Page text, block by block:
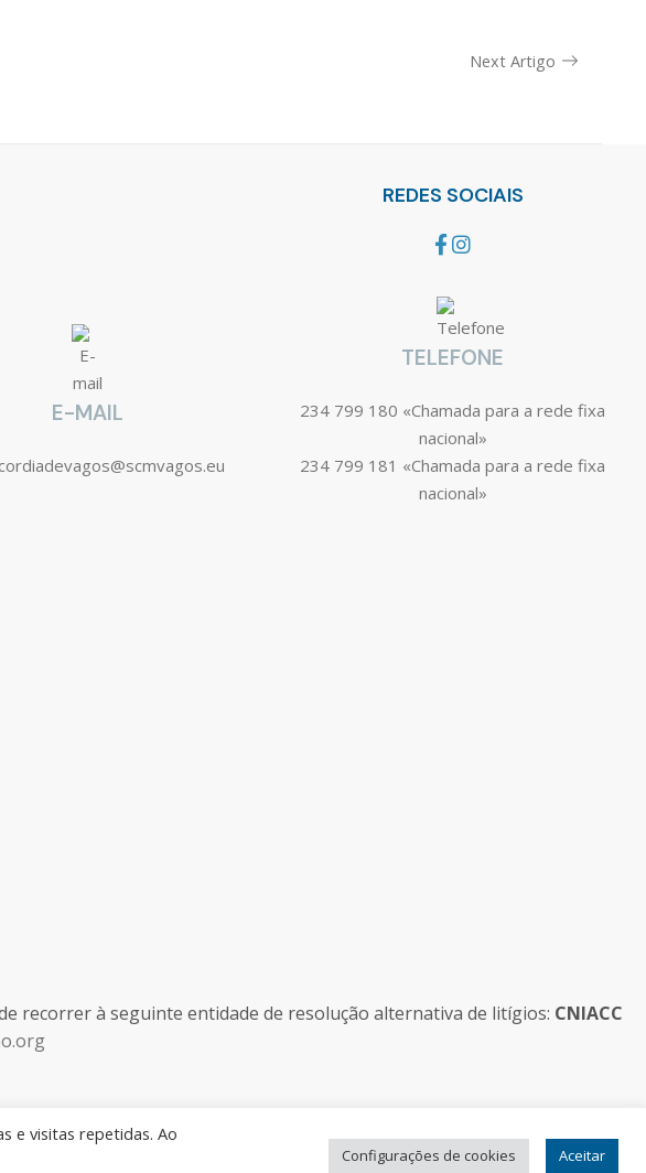
Next Artigo
e visitas repetidas. Ao
Configurações de cookies Aceitar
REDES SOCIAIS
E-MAIL
TELEFONE
234 799 180 «Chamada para a rede fixa
nacional»
234 799 181 «Chamada para a rede fixa
nacional»
recorrer à seguinte entidade de resolução alternativa de litígios: CNIACC